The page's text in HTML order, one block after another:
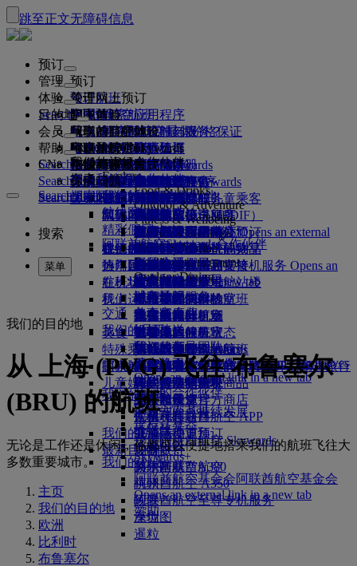
跳至正文无障碍信息
预订
预订
预订航班
搜索航班
航班时刻表
特惠机票
特别优惠
最佳票价搜索
计划行程
预订酒店
旅游项目和活动
旅行服务
迎宾接机服务迎宾接机服务 Opens an
external link in a new tab
迪拜转机服务
交通
机场接送
预订租车
航空公司合作伙伴
关于网上预订
阿联酋航空应用程序
阿联酋航空最优价格保证
座位选择
票价保留
阿联酋航空应用程序
Search flight
管理
管理
管理预订
检索预订
取消预订
更改预订
选择你的座位
升级航班
管理专车接送服务
预订无障碍旅行
在线办理登机手续
值机选项
航班状态
起飞前
起飞前
旅行信息
危险品手册
规则与公告
健康
医疗信息表（MEDIF）
餐食信息
阿联酋禁止携带的物品
迪拜国际机场
阿联酋航空 3 号航站楼
航站楼之间中转
抵达及离开机场
班车接送服务
行李
行李信息
行李信息
托运行李
随身行李
购买更多行李额度
额外托运行李额度
迪拜行李服务
行李延误或损坏
签证和护照
查找签证要求
签证和护照信息
美国旅行授权
阿联酋签证
Search flight
体验
空中体验
航班都有哪些设施与服务？
舱等特色
头等舱
商务舱
豪华经济舱
经济舱
机上舒适用品
机上娱乐
ice系统中的节目
ice直播电视
机上Wi-Fi
儿童娱乐
美食
头等舱美食
商务舱美食
豪华经济舱用餐
经济舱美食
饮料
我们的机队
波音777
阿联酋航空A380
阿联酋航空 A350
阿联酋航空至尊专机服务
座位图
阿联酋航空体验
你的旅程由此开始
阿联酋航空体验
专车接送服务
阿联酋航空服务
季节和节日
无接触旅程
我们的候机室
头等舱贵宾室
商务舱候机室
全球各地的候机室
合作伙伴候机室
付费使用候机室
马哈巴贵宾室
阿联酋航空购物
阿联酋航空免税商品
阿联酋航空官方商店
家庭旅行
和家人一同出行
规划你的家庭旅行
无成人陪伴的儿童乘客
怀孕
行李额度
儿童和婴儿票价规则
儿童安全座椅和摇篮
在机场
机上
携孩子旅行
携婴儿旅行
婴儿随身行李限额
儿童和婴儿餐食
儿童娱乐
儿童娱乐
儿童玩具
儿童活动
飞悦卓越
飞悦卓越
飞悦卓越的理由
关于我们
关于我们
我们的故事
媒体中心媒体中心 Opens an external
link in a new tab
集团公司
安全
财务透明
负责任企业
我们的员工
我们的领导团队
工作机会工作机会 Opens an external
link in a new tab
我们的地球
运营方面可持续发展
环保政策
环境报告
我们的社区
阿联酋航空基金会阿联酋航空基金会
Opens an external link in a new tab
赞助
Search flight
目的地
我们的目的地
目的地
我们的目的地
亚太地区
美洲
非洲
欧洲
中东
热门目的地
飞往伦敦的航班
飞往曼彻斯特的航班
飞往巴黎的航班
飞往米兰的航班
飞往巴塞罗那的航班
探索迪拜
飞往迪拜的航班
北京飞往迪拜
广州飞往迪拜
上海飞往迪拜
最新目的地
赫尔辛基
杭州
岘港
深圳
暹粒
Explore Dubai
Explore Dubai
Explore
Food & Drinks
Outdoor & Adventure
Fitness & Wellbeing
Culture & Heritage
Beach & Marine
Family entertainment
Outdoor Dining
我们的旅行合作伙伴
空中和地面合作伙伴
我们的旅行合作伙伴
澳洲航空
flydubai
阿联酋航空Skywards合作伙伴
探索
探索阿联酋航空目的地
航线图
精彩假日
海滩目的地
野外生活假日
历史和文化假日
城市休闲
美食家度假
Search flight
会员
阿联酋航空Skywards
加入阿联酋航空 Skywards
关于阿联酋航空Skywards
会员级别
迪拜航空
现金+里程
数字会员卡
我的家庭
使用里程
申领里程
购买里程
赚取里程
Skywards Skysurfers
Skywards ExclusivesSkywards Exclusives
Opens an external link in a new tab
我们的合作伙伴
Skywards Rail
里程计算器
登录阿联酋航空 Skywards
Skywards+
企业商务奖励
注册你的公司
企业商务奖励
注册你的公司
登录“企业商务奖励”
礼遇
计划运作方式
常见问题
Search flight
帮助
帮助和联系方式
帮助和联系方式
帮助和联系方式
更改或取消
签证和护照帮助
反馈和投诉
行李延误或损坏支持
迪拜转机服务
我们运营方面的变化
近期的旅行更新
查看你的航班状态
特殊乘客出行服务
搭乘阿联酋航空的航班，开启畅达旅行
特殊帮助和请求
你的问题
常见问题
常见问题
阿联酋航空办事处预订
我们的网络和代码共享
我们的其他产品
特殊帮助和请求
行李和丢失财物
准备旅行
在机场
阿联酋航空Skywards
阿联酋航空企业商务奖励
你的机上体验
工具和资源
手机和阿联酋航空 APP
取消或变更预订
中断旅行
关于阿联酋航空
Search flight
CN
搜索
菜单
我们的目的地
从 上海 (PVG) 飞往 布鲁塞尔
(BRU) 的航班
无论是工作还是休闲，你都可以便捷地搭乘我们的航班飞往大
多数重要城市。
主页
我们的目的地
欧洲
比利时
布鲁塞尔